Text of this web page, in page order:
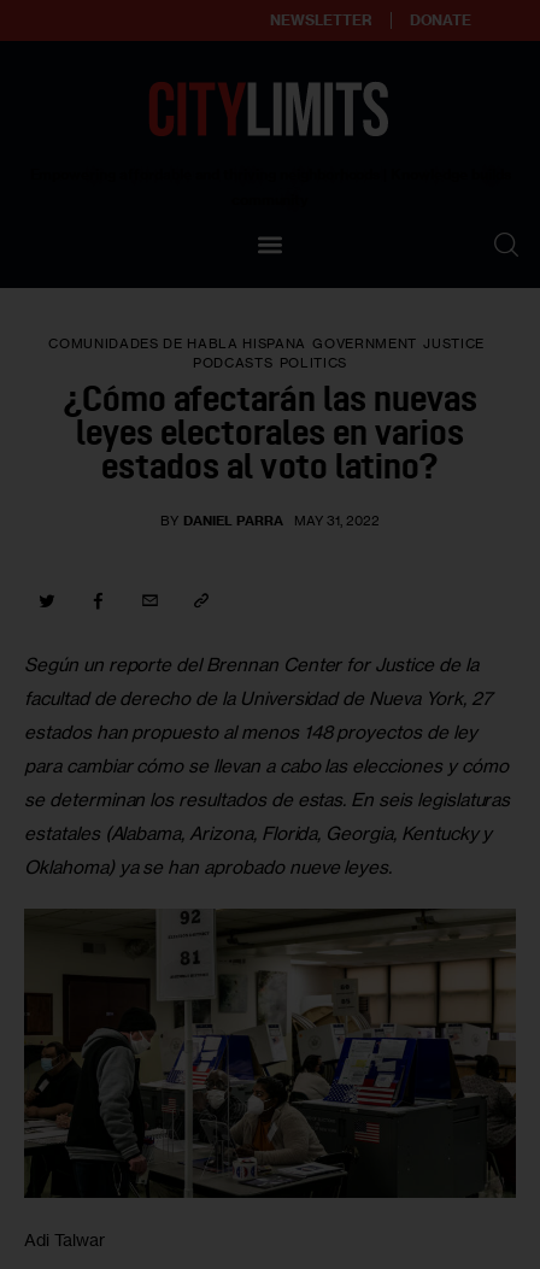
NEWSLETTER DONATE
Our Standards
Reprint Policy
Contact Us
COMUNIDADES DE HABLA HISPANA GOVERNMENT JUSTICE
PODCASTS POLITICS
¿Cómo afectarán las nuevas
leyes electorales en varios
estados al voto latino?
BY DANIEL PARRA MAY 31, 2022
Según un reporte del Brennan Center for Justice de la
facultad de derecho de la Universidad de Nueva York, 27
estados han propuesto al menos 148 proyectos de ley
para cambiar cómo se llevan a cabo las elecciones y cómo
se determinan los resultados de estas. En seis legislaturas
estatales (Alabama, Arizona, Florida, Georgia, Kentucky y
Oklahoma) ya se han aprobado nueve leyes.
Adi Talwar